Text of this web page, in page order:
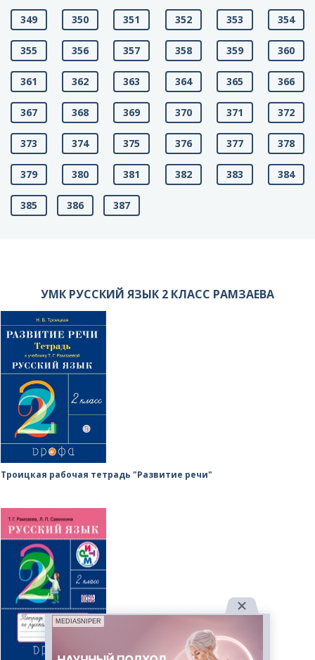
349 350 351 352 353 354
355 356 357 358 359 360
361 362 363 364 365 366
367 368 369 370 371 372
373 374 375 376 377 378
379 380 381 382 383 384
385 386 387
УМК РУССКИЙ ЯЗЫК 2 КЛАСС РАМЗАЕВА
Троицкая рабочая тетрадь "Развитие речи"
MEDIASNIPER